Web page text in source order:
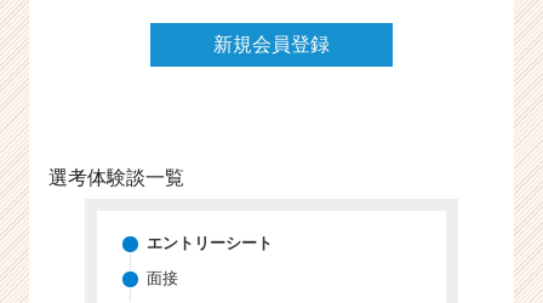
キ
r
新規会員登録
選考体験談一覧
エントリーシート
面接